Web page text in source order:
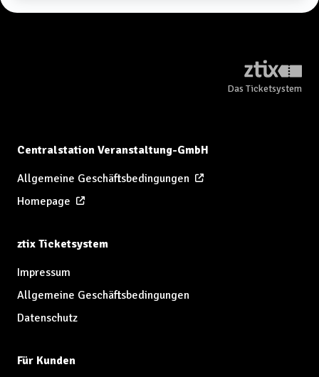
Das Ticketsystem
Centralstation Veranstaltung-GmbH
Allgemeine Geschäftsbedingungen
Homepage
ztix Ticketsystem
Impressum
Allgemeine Geschäftsbedingungen
Datenschutz
Für Kunden